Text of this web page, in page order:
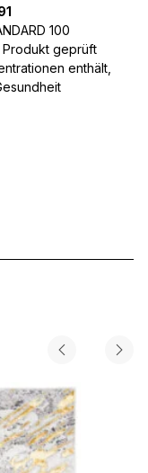
100
Produkt geprüft
enthält,